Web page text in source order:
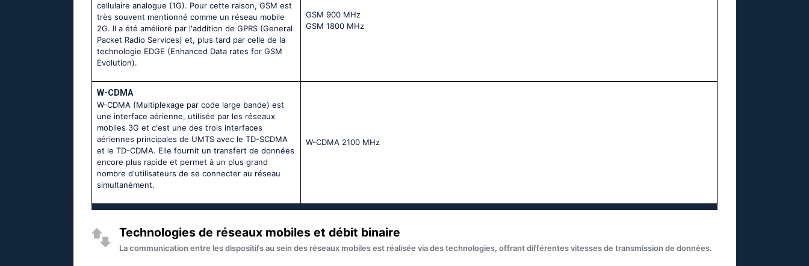
cellulaire analogue (1G). Pour cette raison, GSM est
très souvent mentionné comme un réseau mobile
2G. Il a été amélioré par l'addition de GPRS (General
Packet Radio Services) et, plus tard par celle de la
technologie EDGE (Enhanced Data rates for GSM
Evolution).
GSМ 900 МНz
GSМ 1800 МНz
W-CDMA
W-CDMA (Multiplexage par code large bande) est
une interface aérienne, utilisée par les réseaux
mobiles 3G et c'est une des trois interfaces
aériennes principales de UMTS avec le TD-SCDMA
et le TD-CDMA. Elle fournit un transfert de données
encore plus rapide et permet à un plus grand
nombre d'utilisateurs de se connecter au réseau
simultanément.
W-CDMA 2100 MHz
Technologies de réseaux mobiles et débit binaire
La communication entre les dispositifs au sein des réseaux mobiles est réalisée via des technologies, offrant différentes vitesses de transmission de données.